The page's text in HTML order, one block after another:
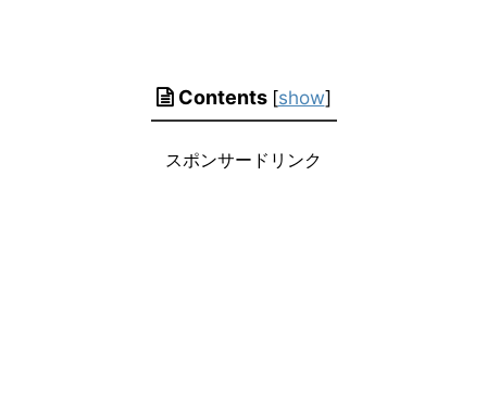
Contents [show]
スポンサードリンク